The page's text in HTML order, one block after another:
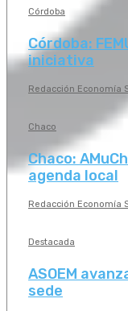
Córdoba
Córdoba:
iniciativa
Redacción Economía
Chaco
Chaco:
agenda local
Redacción Economía
Destacada
ASOEM
sede